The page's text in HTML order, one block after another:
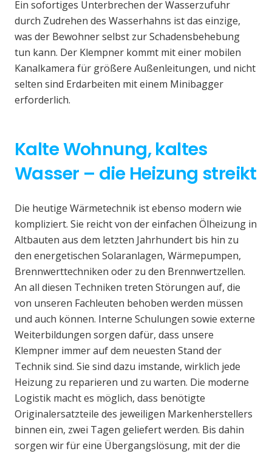
Ein sofortiges Unterbrechen der Wasserzufuhr
durch Zudrehen des Wasserhahns ist das einzige,
was der Bewohner selbst zur Schadensbehebung
tun kann. Der Klempner kommt mit einer mobilen
Kanalkamera für größere Außenleitungen, und nicht
selten sind Erdarbeiten mit einem Minibagger
erforderlich.
Kalte Wohnung, kaltes
Wasser – die Heizung streikt
Die heutige Wärmetechnik ist ebenso modern wie
kompliziert. Sie reicht von der einfachen Ölheizung in
Altbauten aus dem letzten Jahrhundert bis hin zu
den energetischen Solaranlagen, Wärmepumpen,
Brennwerttechniken oder zu den Brennwertzellen.
An all diesen Techniken treten Störungen auf, die
von unseren Fachleuten behoben werden müssen
und auch können. Interne Schulungen sowie externe
Weiterbildungen sorgen dafür, dass unsere
Klempner immer auf dem neuesten Stand der
Technik sind. Sie sind dazu imstande, wirklich jede
Heizung zu reparieren und zu warten. Die moderne
Logistik macht es möglich, dass benötigte
Originalersatzteile des jeweiligen Markenherstellers
binnen ein, zwei Tagen geliefert werden. Bis dahin
sorgen wir für eine Übergangslösung, mit der die